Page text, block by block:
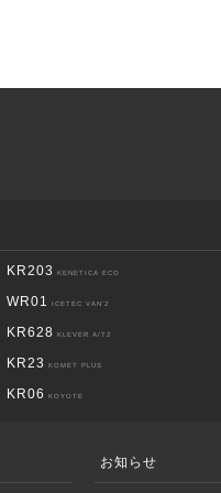
KR203 KENETICA ECO
WR01 ICETEC VAN’Z
KR628 KLEVER A/T2
KR23 KOMET PLUS
KR06 KOYOTE
お知らせ